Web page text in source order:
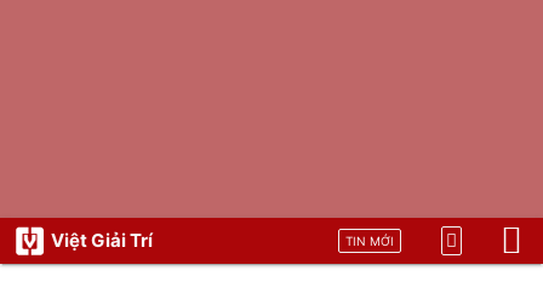
Việt Giải Trí TIN MỚI